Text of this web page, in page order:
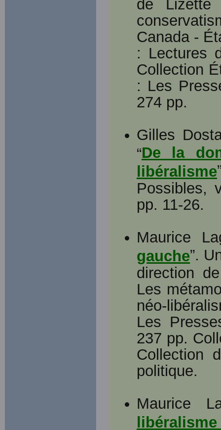
de Lizette
Canada -
: Lectures
Collection
: Les
274 pp.
Gilles
“De la
libéralisme
Possibles,
pp. 11-26.
Maurice
gauche”.
direction
Les
néo-
Les
237 pp.
Collection
politique.
Maurice